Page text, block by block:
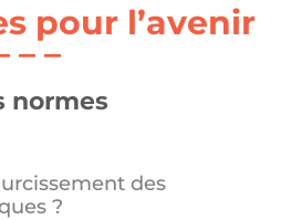
pour l’avenir
normes
des
?